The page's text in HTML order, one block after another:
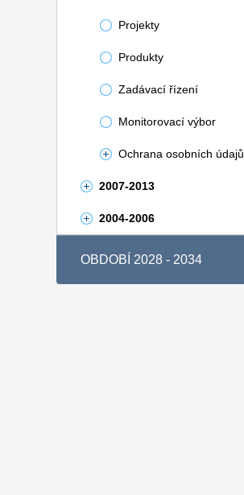
Projekty
Produkty
Zadávací řízení
Monitorovací výbor
Ochrana osobních údajů
2007-2013
2004-2006
OBDOBÍ 2028 - 2034